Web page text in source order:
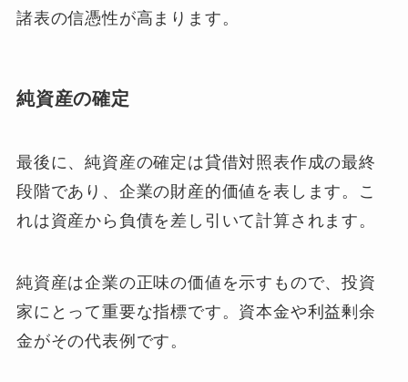
諸表の信憑性が高まります。
純資産の確定
最後に、純資産の確定は貸借対照表作成の最終
段階であり、企業の財産的価値を表します。こ
れは資産から負債を差し引いて計算されます。
純資産は企業の正味の価値を示すもので、投資
家にとって重要な指標です。資本金や利益剰余
金がその代表例です。